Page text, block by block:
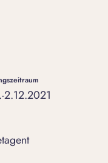
2.12.2021